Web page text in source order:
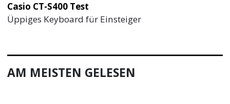
Casio CT-S400 Test
Üppiges Keyboard für Einsteiger
AM MEISTEN GELESEN